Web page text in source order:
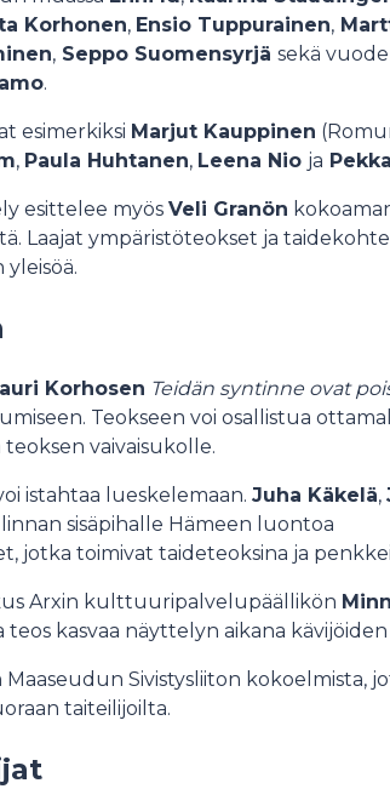
Korhonen, Ensio Tuppurainen,
, Seppo Suomensyrjä sekä
.
esimerkiksi Marjut Kauppinen
, Paula Huhtanen, Leena Nio ja
esittelee myös Veli Granön
Laajat ympäristöteokset ja
Korhosen Teidän syntinne ovat
Teokseen voi osallistua
vaivaisukolle.
istahtaa lueskelemaan. Juha Käkelä,
sisäpihalle Hämeen luontoa
jotka toimivat taideteoksina ja
Arxin kulttuuripalvelupäällikön
teos kasvaa näyttelyn aikana
Sivistysliiton kokoelmista,
taiteilijoilta.